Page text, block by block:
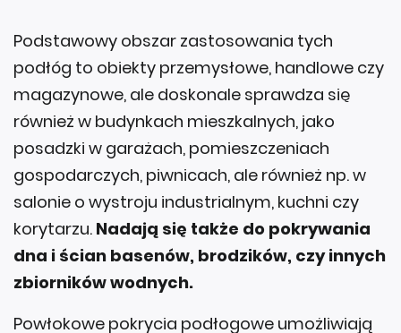
Podstawowy obszar zastosowania tych
podłóg to obiekty przemysłowe, handlowe czy
magazynowe, ale doskonale sprawdza się
również w budynkach mieszkalnych, jako
posadzki w garażach, pomieszczeniach
gospodarczych, piwnicach, ale również np. w
salonie o wystroju industrialnym, kuchni czy
korytarzu. Nadają się także do pokrywania
dna i ścian basenów, brodzików, czy innych
zbiorników wodnych.
Powłokowe pokrycia podłogowe umożliwiają